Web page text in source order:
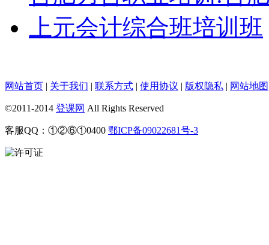
上元会计综合班培训班
网站首页 | 关于我们 | 联系方式 | 使用协议 | 版权隐私 | 网站地图
©2011-2014 登课网 All Rights Reserved
客服QQ：①②⑥①0400 鄂ICP备09022681号-3